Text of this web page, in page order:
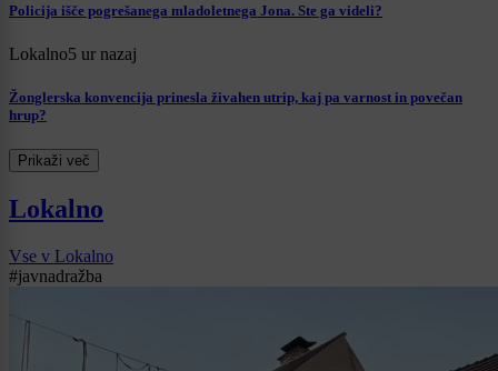
Policija išče pogrešanega mladoletnega Jona. Ste ga videli?
Lokalno5 ur nazaj
Žonglerska konvencija prinesla živahen utrip, kaj pa varnost in povečan
hrup?
Prikaži več
Lokalno
Vse v Lokalno
#javnadražba